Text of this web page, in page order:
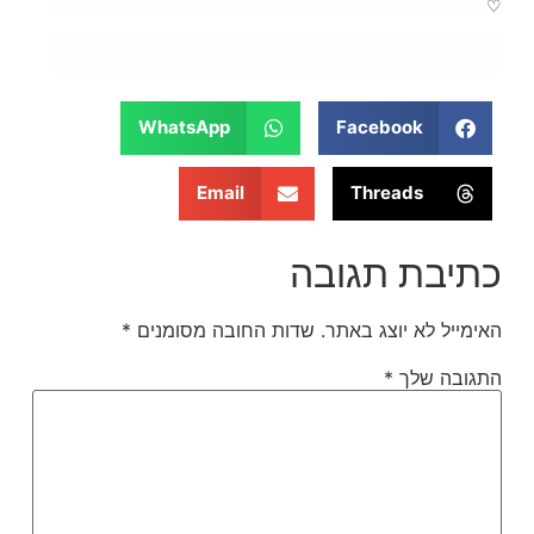
♡
Facebook
WhatsApp
Threads
Email
כתיבת תגובה
האימייל לא יוצג באתר. שדות החובה מסומנים *
התגובה שלך *